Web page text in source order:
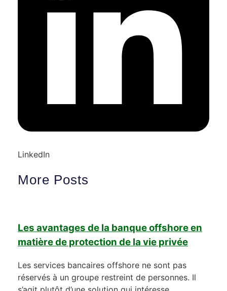
LinkedIn
More Posts
Les avantages de la banque offshore en
matière de protection de la vie privée
Les services bancaires offshore ne sont pas
réservés à un groupe restreint de personnes. Il